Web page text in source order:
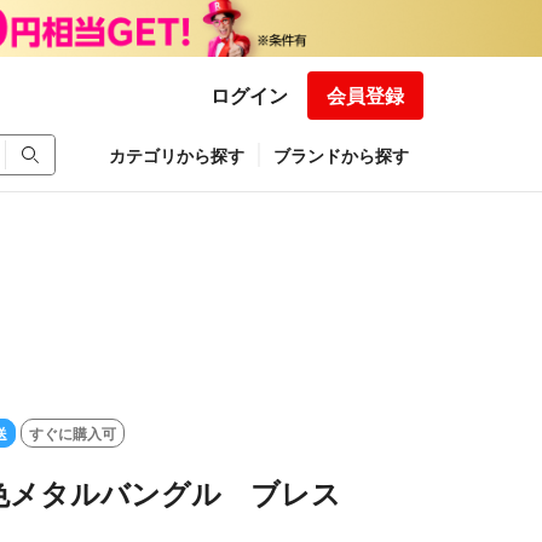
ログイン 会員登録
カテゴリから探す ブランドから探す
すぐに購入可
メタルバングル ブレス